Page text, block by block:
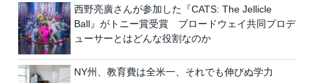
西野亮廣さんが参加した『CATS: The Jellicle
Ball』がトニー賞受賞 ブロードウェイ共同プロデ
ューサーとはどんな役割なのか
NY州、教育費は全米一、それでも伸びぬ学力